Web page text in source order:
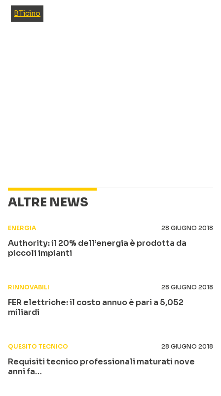
BTicino
ALTRE NEWS
ENERGIA 28 GIUGNO 2018
Authority: il 20% dell’energia è prodotta da
piccoli impianti
RINNOVABILI 28 GIUGNO 2018
FER elettriche: il costo annuo è pari a 5,052
miliardi
QUESITO TECNICO 28 GIUGNO 2018
Requisiti tecnico professionali maturati nove
anni fa…